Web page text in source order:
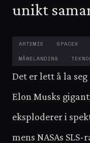
unikt
ARTEMIS SPACEX
MÅNELANDING
Det er lett å la
Elon Musks
eksploderer i
mens NASAs